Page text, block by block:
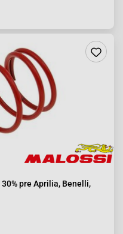
pre Aprilia, Benelli,